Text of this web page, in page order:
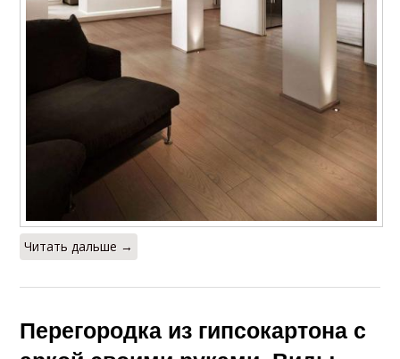
Читать дальше →
Перегородка из гипсокартона с